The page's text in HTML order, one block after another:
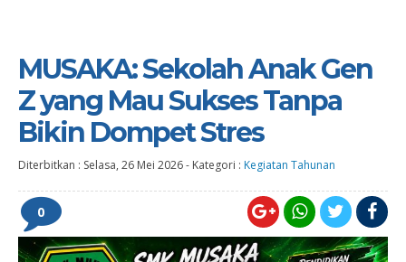
MUSAKA: Sekolah Anak Gen
Z yang Mau Sukses Tanpa
Bikin Dompet Stres
Diterbitkan : Selasa, 26 Mei 2026- Kategori : Kegiatan Tahunan
0